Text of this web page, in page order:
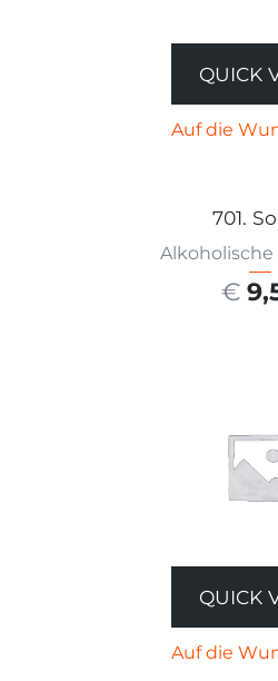
QUICK
Auf die
701.
Alkoholische
€
QUICK
Auf die